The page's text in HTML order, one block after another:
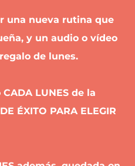
una nueva rutina que
y un audio o vídeo
de lunes.
LUNES de la
ÉXITO PARA ELEGIR